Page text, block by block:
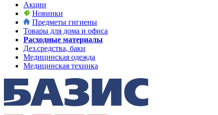
Акции
Новинки
Предметы гигиены
Товары для дома и офиса
Расходные материалы
Дез.средства, баки
Медицинская одежда
Медицинская техника